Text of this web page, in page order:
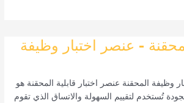
- عنصر اختبار وظيفة
وظيفة المحقنة عنصر اختبار قابلية المحقنة هو
تُستخدم لتقييم السهولة والاتساق الذي تقوم